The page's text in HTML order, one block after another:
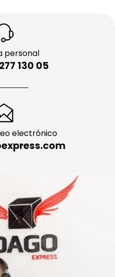
personal
130 05
electrónico